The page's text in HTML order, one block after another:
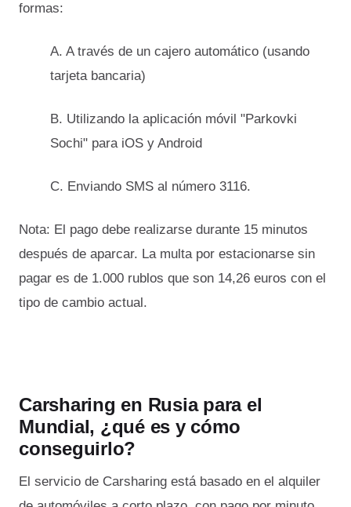
formas:
A. A través de un cajero automático (usando
tarjeta bancaria)
B. Utilizando la aplicación móvil "Parkovki
Sochi" para iOS y Android
C. Enviando SMS al número 3116.
Nota: El pago debe realizarse durante 15 minutos
después de aparcar. La multa por estacionarse sin
pagar es de 1.000 rublos que son 14,26 euros con el
tipo de cambio actual.
Carsharing en Rusia para el
Mundial, ¿qué es y cómo
conseguirlo?
El servicio de Carsharing está basado en el alquiler